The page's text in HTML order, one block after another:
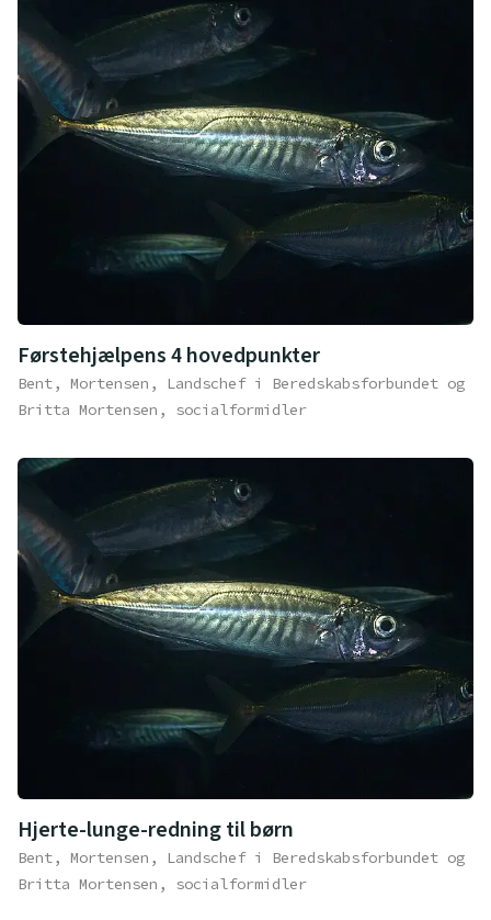
Førstehjælpens 4 hovedpunkter
Bent, Mortensen, Landschef i Beredskabsforbundet og
Britta Mortensen, socialformidler
Hjerte-lunge-redning til børn
Bent, Mortensen, Landschef i Beredskabsforbundet og
Britta Mortensen, socialformidler